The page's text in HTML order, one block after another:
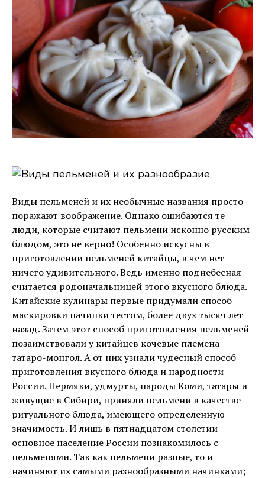
Виды пельменей и их необычные названия просто
поражают воображение. Однако ошибаются те
люди, которые считают пельмени исконно русским
блюдом, это не верно! Особенно искусны в
приготовлении пельменей китайцы, в чем нет
ничего удивительного. Ведь именно поднебесная
считается родоначальницей этого вкусного блюда.
Китайские кулинары первые придумали способ
маскировки начинки тестом, более двух тысяч лет
назад. Затем этот способ приготовления пельменей
позаимствовали у китайцев кочевые племена
татаро-монгол. А от них узнали чудесный способ
приготовления вкусного блюда и народности
России. Пермяки, удмурты, народы Коми, татары и
живущие в Сибири, приняли пельмени в качестве
ритуального блюда, имеющего определенную
значимость. И лишь в пятнадцатом столетии
основное население России познакомилось с
пельменями. Так как пельмени разные, то и
начиняют их самыми разнообразными начинками;